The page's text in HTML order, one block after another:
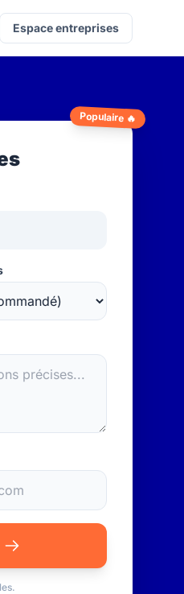
Espace entreprises
Populaire 🔥